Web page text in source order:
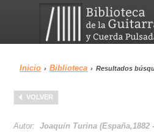
Menu
Biblioteca
Inicio › Biblioteca › Resultados
VOLVER
Autor:Joaquín Turina (España,1882